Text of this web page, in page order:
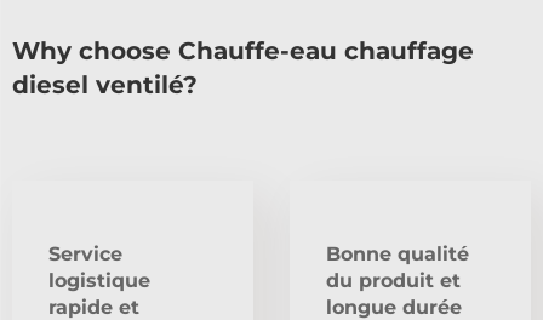
Why choose Chauffe-eau chauffage
diesel ventilé?
Service
logistique
rapide et
Bonne qualité
du produit et
longue durée